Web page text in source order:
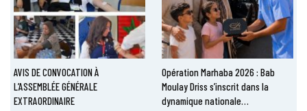
AVIS DE CONVOCATION À
L’ASSEMBLÉE GÉNÉRALE
EXTRAORDINAIRE
Opération Marhaba 2026 : Bab
Moulay Driss s’inscrit dans la
dynamique nationale…